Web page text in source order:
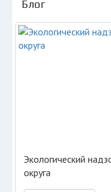
Блог
Экологический
округа